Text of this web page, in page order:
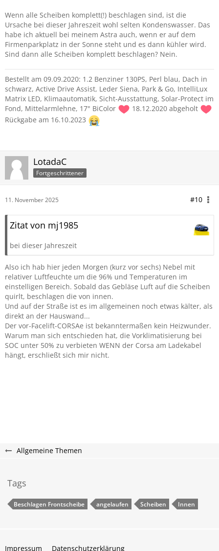
Wenn alle Scheiben komplett(!) beschlagen sind, ist die
Ursache bei dieser Jahreszeit wohl selten Kondenswasser. Das
habe ich aktuell bei meinem Astra auch, wenn er auf dem
Firmenparkplatz in der Sonne steht und es dann kühler wird.
Sind dann alle Scheiben komplett beschlagen? Nein.
Bestellt am 09.09.2020: 1.2 Benziner 130PS, Perl blau, Dach in
schwarz, Active Drive Assist, Leder Siena, Park & Go, IntelliLux
Matrix LED, Klimaautomatik, Sicht-Ausstattung, Solar-Protect im
Fond, Mittelarmlehne, 17" BiColor
18.12.2020 abgeholt
Rückgabe am 16.10.2023
LotadaC
Fortgeschrittener
11. November 2025 #10
Zitat von mj1985
bei dieser Jahreszeit
Also ich hab hier jeden Morgen (kurz vor sechs) Nebel mit
relativer Luftfeuchte um die 96% und Temperaturen im
einstelligen Bereich. Sobald das Gebläse Luft auf die Scheiben
quirlt, beschlagen die von innen.
Und auf der Straße ist es im allgemeinen noch etwas kälter, als
direkt an der Hauswand...
Der vor-Facelift-CORSAe ist bekanntermaßen kein Heizwunder.
Warum man sich entschieden hat, die Vorklimatisierung bei
SOC unter 50% zu verbieten WENN der Corsa am Ladekabel
hängt, erschließt sich mir nicht.
Allgemeine Themen
Tags
Beschlagen Frontscheibe angelaufen Scheiben Innen
Impressum Datenschutzerklärung